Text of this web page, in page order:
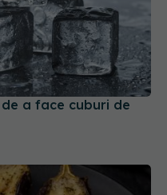
a face cuburi de